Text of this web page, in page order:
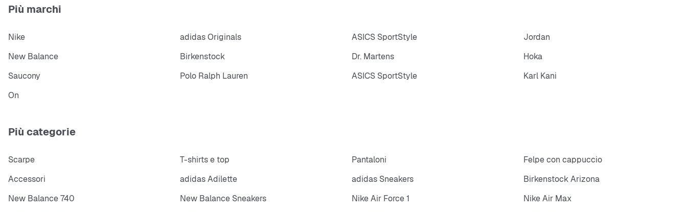
Più marchi
Nike adidas Originals ASICS SportStyle
Jordan
New Balance
Birkenstock Dr. Martens
Hoka
Saucony
Polo Ralph Lauren ASICS SportStyle
Karl Kani
On
Più categorie
Scarpe T-shirts e top Pantaloni
Felpe con cappuccio
Accessori
adidas Adilette adidas Sneakers
Birkenstock Arizona
New Balance 740
New Balance Sneakers Nike Air Force 1
Nike Air Max